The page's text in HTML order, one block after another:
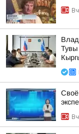
Тувы